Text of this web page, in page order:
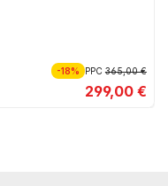
-18% PPC365,00 €
299,00 €